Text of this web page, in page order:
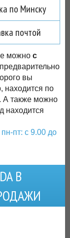
по Минску
почтой
можно с
вы
находится по
. А также можно
находится
пн-пт: с 9.00 до
В